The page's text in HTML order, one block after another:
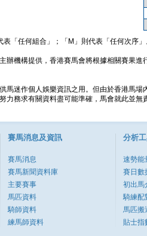
「任何組合」；「M」則代表「任何次序
辦機構提供，香港賽馬會將根據相關賽果進
馬迷作個人娛樂資訊之用。但由於香港馬
力務求有關資料盡可能準確，馬會就此並
賽馬消息及資訊
賽馬消息
賽馬新聞資料庫
主要賽事
馬匹資料
騎師資料
練馬師資料
分析
速勢能
賽日數
初出馬
騎練配
馬匹搬
貼士指